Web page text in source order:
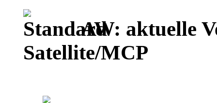
AW: aktuelle
Satellite/MCP